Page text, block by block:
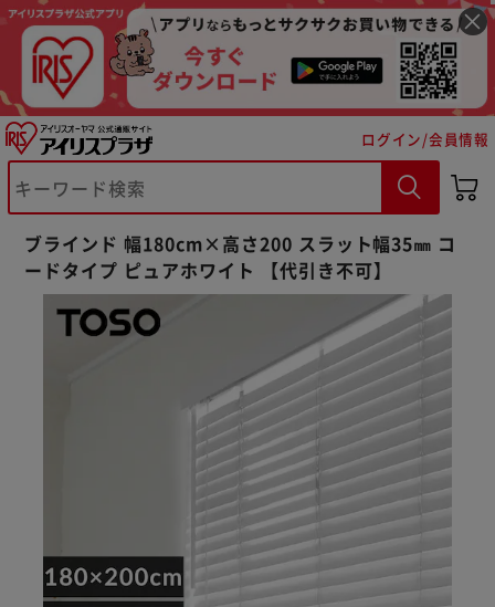
ログイン/会員情報
ブラインド 幅180cm×高さ200 スラット幅35㎜ コ
ードタイプ ピュアホワイト 【代引き不可】
カートに入れる 購入手続きへ